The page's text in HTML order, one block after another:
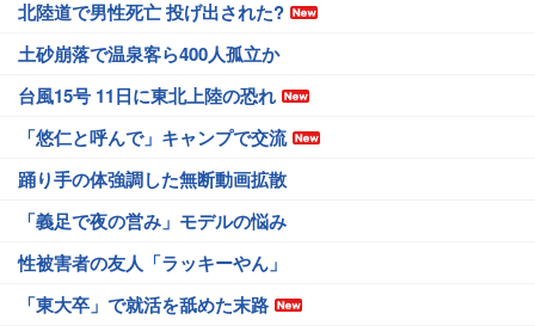
北陸道で男性死亡 投げ出された?
土砂崩落で温泉客ら400人孤立か
台風15号 11日に東北上陸の恐れ
「悠仁と呼んで」キャンプで交流
踊り手の体強調した無断動画拡散
「義足で夜の営み」モデルの悩み
性被害者の友人「ラッキーやん」
「東大卒」で就活を舐めた末路